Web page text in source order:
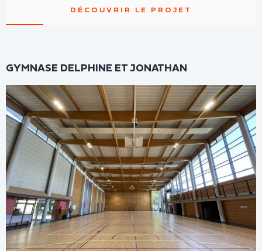
DÉCOUVRIR LE PROJET
GYMNASE DELPHINE ET JONATHAN